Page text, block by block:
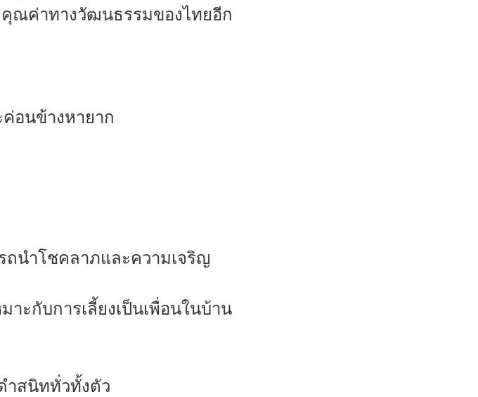
คุณค่าทางวัฒนธรรมของไทยอีก
อนข้างหายาก
นำโชคลาภและความเจริญ
ะกับการเลี้ยงเป็นเพื่อนในบ้าน
ำสนิททั่วทั้งตัว